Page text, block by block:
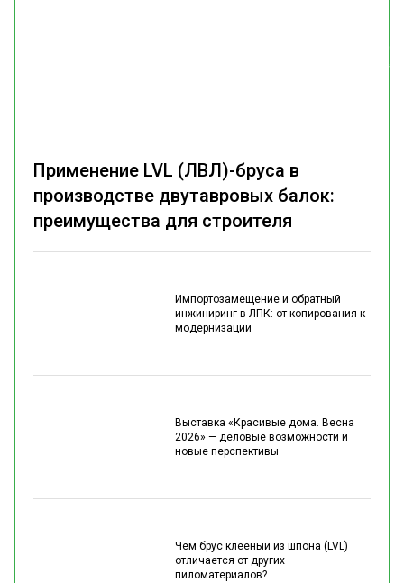
Импортозамещение и обратный
инжиниринг в ЛПК: от копирования к
модернизации
Выставка «Красивые дома. Весна
2026» — деловые возможности и
новые перспективы
Чем брус клеёный из шпона (LVL)
отличается от других
пиломатериалов?
Применение LVL (ЛВЛ)-бруса в
производстве двутавровых балок:
преимущества для строителя
Подпишитесь
телеграм-канал